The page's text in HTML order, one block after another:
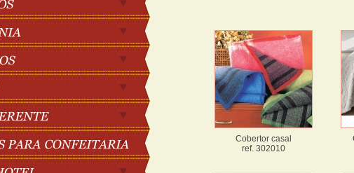
Cobertor casal
ref. 302010